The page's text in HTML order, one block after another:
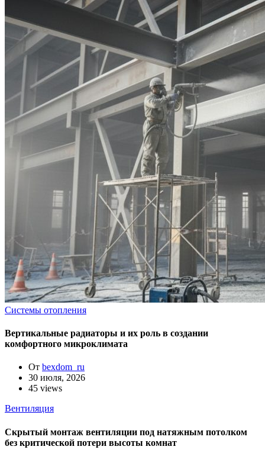
Системы отопления
Вертикальные радиаторы и их роль в создании
комфортного микроклимата
От bexdom_ru
30 июля, 2026
45 views
Вентиляция
Скрытый монтаж вентиляции под натяжным потолком
без критической потери высоты комнат